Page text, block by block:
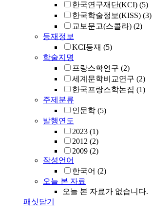
한국연구재단(KCI) (5)
한국학술정보(KISS) (3)
교보문고(스콜라) (2)
등재정보
KCI등재 (5)
학술지명
프랑스학연구 (2)
세계문학비교연구 (2)
한국프랑스학논집 (1)
주제분류
인문학 (5)
발행연도
2023 (1)
2012 (2)
2009 (2)
작성언어
한국어 (2)
오늘 본 자료
오늘 본 자료가 없습니다.
패싯닫기